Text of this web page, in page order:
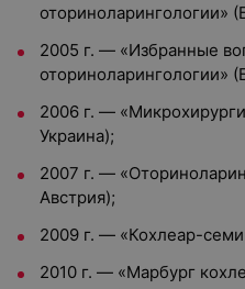
оториноларингологии»
2005 г. — «Избранные
оториноларингологии»
2006 г. —
Украина);
2007 г. —
Австрия);
2009 г. — «Кохлеар-
2010 г. — «Марбург